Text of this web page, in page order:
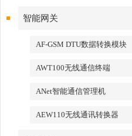
智能网关
AF-GSM DTU数据转换模块
AWT100无线通信终端
ANet智能通信管理机
AEW110无线通讯转换器